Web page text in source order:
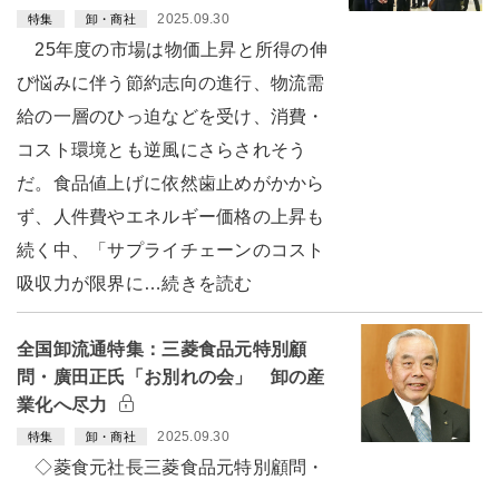
特集 卸・商社 2025.09.30
25年度の市場は物価上昇と所得の伸
び悩みに伴う節約志向の進行、物流需
給の一層のひっ迫などを受け、消費・
コスト環境とも逆風にさらされそう
だ。食品値上げに依然歯止めがかから
ず、人件費やエネルギー価格の上昇も
続く中、「サプライチェーンのコスト
吸収力が限界に…続きを読む
全国卸流通特集：三菱食品元特別顧
問・廣田正氏「お別れの会」 卸の産
業化へ尽力
特集 卸・商社 2025.09.30
◇菱食元社長三菱食品元特別顧問・